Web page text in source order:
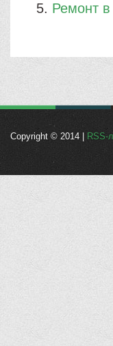
Ремонт в
Copyright © 2014 | RSS-